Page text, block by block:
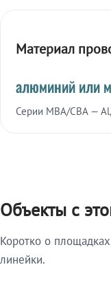
Материал
алюминий или
Серии МВА/СВА —
Объекты с
Коротко о
линейки.